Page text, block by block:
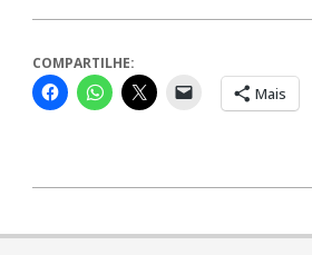
COMPARTILHE:
Mais